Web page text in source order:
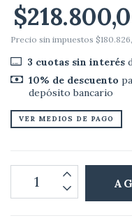
Precio sin impuestos
3 cuotas sin interés
10% de descuento
depósito bancario
VER MEDIOS DE PAGO